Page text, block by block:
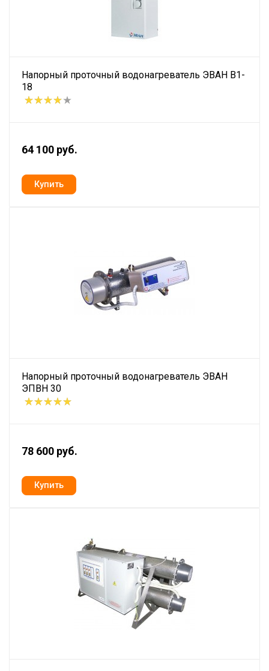
Напорный проточный водонагреватель ЭВАН В1-
18
64 100 руб.
Напорный проточный водонагреватель ЭВАН
ЭПВН 30
78 600 руб.